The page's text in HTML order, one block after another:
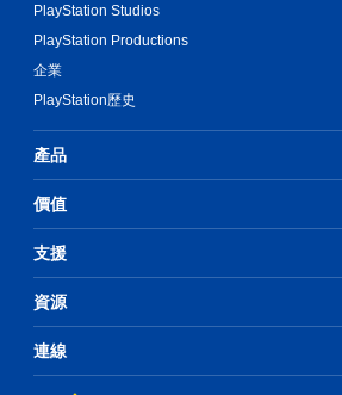
PlayStation Studios
PlayStation Productions
企業
PlayStation歷史
產品
價值
支援
資源
連線